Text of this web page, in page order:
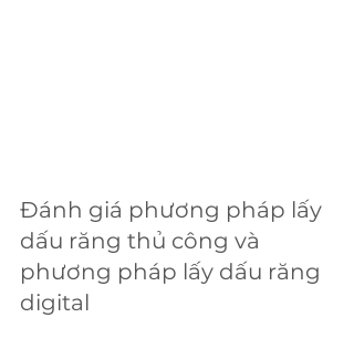
Đánh giá phương pháp lấy
dấu răng thủ công và
phương pháp lấy dấu răng
digital